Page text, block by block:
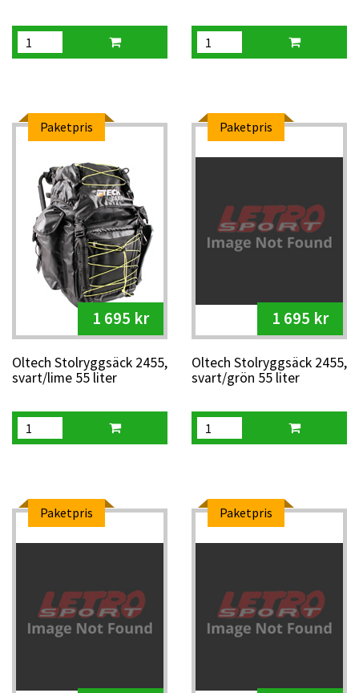
Paketpris
1 695 kr
Oltech Stolryggsäck 2455,
svart/lime 55 liter
Paketpris
1 695 kr
Oltech Stolryggsäck 2455,
svart/grön 55 liter
Paketpris Paketpris